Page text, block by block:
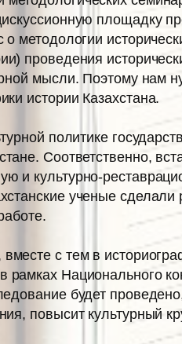
площадку
методологии
проведения
мысли. Поэтому нам
истории Казахстана.
политике
Соответственно,
и культурно-
ученые
с тем в
Национального
будет
повысит культурный